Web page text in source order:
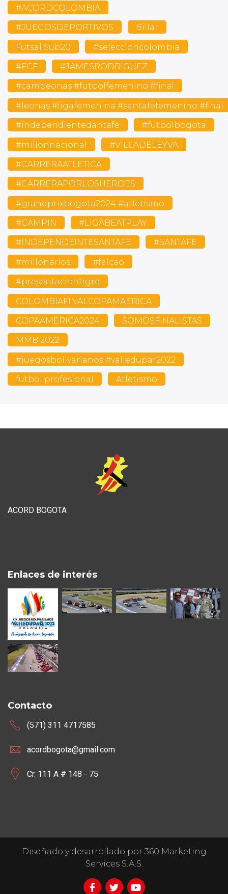
#ACORDCOLOMBIA
#JUEGOSDEPORTIVOS Billar
Futsal Sub20 #seleccioncolombia
#FCF #JAMESRODRIGUEZ
#campeonas #futbolfemenino #final
#leonas #ligafemenina #santafefemenino #final
#independientedantafe #futbolbogota
#millonnacional #VILLADELEYVA
#CARRERAATLETICA
#CARRERAPORLOSHEROES
#grandprixbogota2024 #atletismo
#CAMPIN #LIGABEATPLAY
#INDEPENDEINTESANTAFE #SANTAFE
#millonarios #falcao
#presentaciontigre
COLOMBIAFINALCOPAMAERICA
COPAAMERICA2024 SOMOSFINALISTAS
MMB 2022
#juegosbolivarianos #valledupar2022
futbol profesional Atletismo
ACORD BOGOTA
Enlaces de interés
Contacto
(571) 311 4717585
acordbogota@gmail.com
Cr. 111 A # 148 - 75
Diseñado y desarrollado por 360 Marketing
Services S.A.S.